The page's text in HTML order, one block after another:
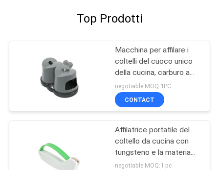
Top Prodotti
Macchina per affilare i
coltelli del cuoco unico
della cucina, carburo a
due fasi ed affilatrice
ceramica
negotiable MOQ:1PC
CONTACT
Affilatrice portatile del
coltello da cucina con
tungsteno e la materia
plastica dell'ABS
negotiable MOQ:1 pc